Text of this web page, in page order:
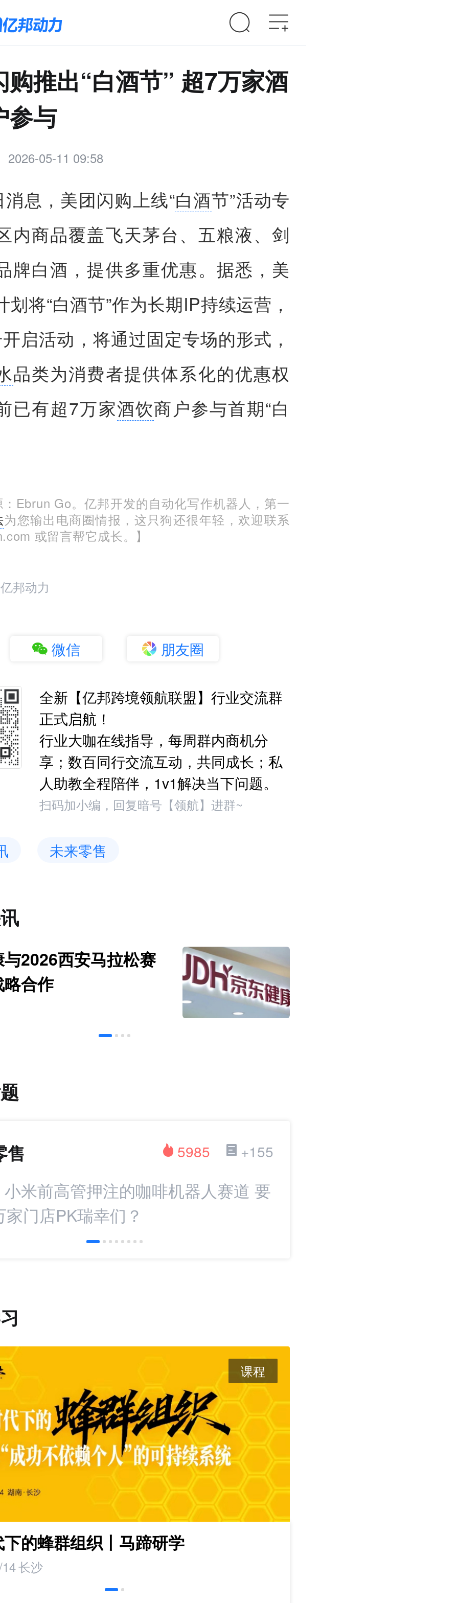
购推出“白酒节” 超7万家酒
参与
2026-05-11 09:58
息，美团闪购上线“白酒节”活动专
内商品覆盖飞天茅台、五粮液、剑
牌白酒，提供多重优惠。据悉，美
划将“白酒节”作为长期IP持续运营，
启活动，将通过固定专场的形式，
品类为消费者提供体系化的优惠权
已有超7万家酒饮商户参与首期“白
Ebrun Go。亿邦开发的自动化写作机器人，第一
为您输出电商圈情报，这只狗还很年轻，欢迎联系
或留言帮它成长。】
邦动力
微信 朋友圈
全新【亿邦跨境领航联盟】行业交流群
正式启航！
行业大咖在线指导，每周群内商机分
享；数百同行交流互动，共同成长；私
人助教全程陪伴，1v1解决当下问题。
扫码加小编，回复暗号【领航】进群~
未来零售
2026西安马拉松赛
合作
售 +155
5985
米前高管押注的咖啡机器人赛道 要
门店PK瑞幸们？
课程
的蜂群组织丨马蹄研学
长沙